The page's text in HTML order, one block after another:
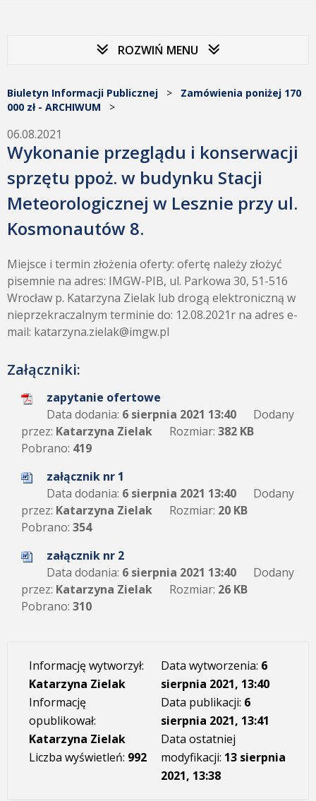
ROZWIŃ MENU
Biuletyn Informacji Publicznej > Zamówienia poniżej 170
000 zł - ARCHIWUM >
06.08.2021
Wykonanie przeglądu i konserwacji
sprzętu ppoż. w budynku Stacji
Meteorologicznej w Lesznie przy ul.
Kosmonautów 8.
Miejsce i termin złożenia oferty: ofertę należy złożyć
pisemnie na adres: IMGW-PIB, ul. Parkowa 30, 51-516
Wrocław p. Katarzyna Zielak lub drogą elektroniczną w
nieprzekraczalnym terminie do: 12.08.2021r na adres e-
mail: katarzyna.zielak@imgw.pl
Załączniki:
zapytanie ofertowe
Data dodania: 6 sierpnia 2021 13:40
Dodany
przez: Katarzyna Zielak Rozmiar: 382 KB
Pobrano: 419
załącznik nr 1
Data dodania: 6 sierpnia 2021 13:40
Dodany
przez: Katarzyna Zielak Rozmiar: 20 KB
Pobrano: 354
załącznik nr 2
Data dodania: 6 sierpnia 2021 13:40
Dodany
przez: Katarzyna Zielak Rozmiar: 26 KB
Pobrano: 310
Informację wytworzył:
Katarzyna Zielak
Informację
opublikował:
Katarzyna Zielak
Liczba wyświetleń: 992
Data wytworzenia: 6
sierpnia 2021, 13:40
Data publikacji: 6
sierpnia 2021, 13:41
Data ostatniej
modyfikacji: 13 sierpnia
2021, 13:38